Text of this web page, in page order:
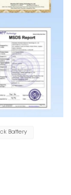
Battery